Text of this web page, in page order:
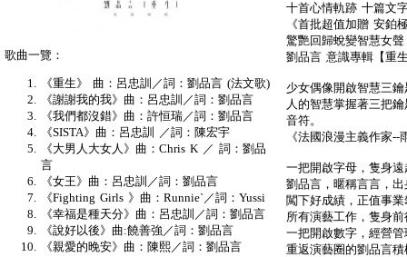
十首心情軌跡 十篇文
《首批超值加贈 安鉑
驚艷回歸蛻變智慧女
劉品言 意識專輯【重
少女偶像開啟智慧三
人的智慧掌握著三把
音符。
《法國浪漫主義作家--
一把開啟字母，隻身
劉品言，暱稱言言，
闖下好成績，正值事
所有演藝工作，隻身
一把開啟數字，經營
重返演藝圈的劉品言
歌曲一覽：
《重生》 曲：呂忠訓／詞：劉品言 (法文歌)
《謝謝我的我》曲：呂忠訓／詞：劉品言
《我們都沒錯》曲：許恒瑞／詞：劉品言
《SISTA》曲：呂忠訓 ／詞：陳宏宇
《大男人大女人》曲：Chris K ／ 詞：劉品
言
《女王》曲：呂忠訓／詞：劉品言
《Fighting Girls 》曲：Runnie`／詞：Yussi
《幸福是種天分》曲：呂忠訓／詞：劉品言
《說好以後》曲:饒善強／詞：劉品言
《親愛的晚安》曲：陳熙／詞：劉品言